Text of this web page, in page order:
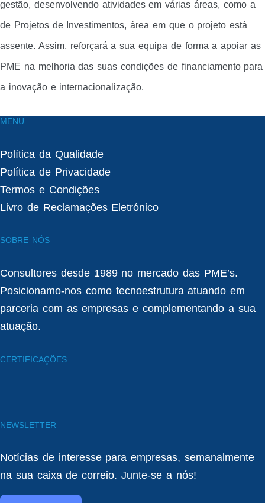
gestão, desenvolvendo atividades em várias áreas, como a
de Projetos de Investimentos, área em que o projeto está
assente. Assim, reforçará a sua equipa de forma a apoiar as
PME na melhoria das suas condições de financiamento para
a inovação e internacionalização.
MENU
Política da Qualidade
Política de Privacidade
Termos e Condições
Livro de Reclamações Eletrónico
SOBRE NÓS
Consultores desde 1989 no mercado das PME’s.
Posicionamo-nos como tecnoestrutura atuando em
parceria com as empresas e complementando a sua
atuação.
CERTIFICAÇÕES
NEWSLETTER
Notícias de interesse para empresas, semanalmente
na sua caixa de correio. Junte-se a nós!